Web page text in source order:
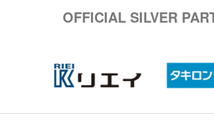
OFFICIAL SILVER